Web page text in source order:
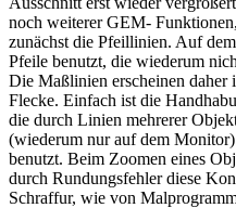
noch weiterer GEM-
zunächst die Pfeillinien. Auf
Pfeile benutzt, die wiederum
Die Maßlinien erscheinen
Flecke. Einfach ist die
die durch Linien mehrerer
(wiederum nur auf dem
benutzt. Beim Zoomen eines
durch Rundungsfehler diese
Schraffur, wie von